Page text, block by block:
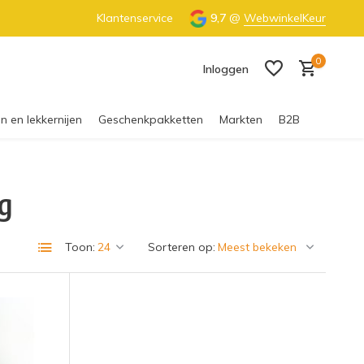
(NL) & €65 (BE) 100% Nederlandse honing
Klantenservice 9,7 @ WebwinkelKeur
Inloggen
0
en lekkernijen Geschenkpakketten Markten B2B
Toon: Sorteren op: